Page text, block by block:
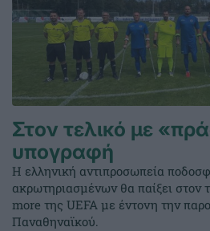
Στον τελικό με
υπογραφή
Η ελληνική αντιπροσωπεία
ακρωτηριασμένων θα παίξει στον
more της UEFA με έντονη την
Παναθηναϊκού.